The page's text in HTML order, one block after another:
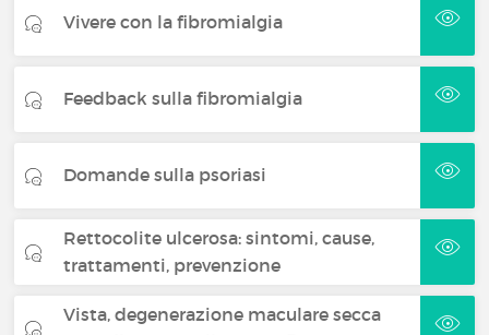
Vivere con la fibromialgia
Feedback sulla fibromialgia
Domande sulla psoriasi
Rettocolite ulcerosa: sintomi, cause,
trattamenti, prevenzione
Vista, degenerazione maculare secca